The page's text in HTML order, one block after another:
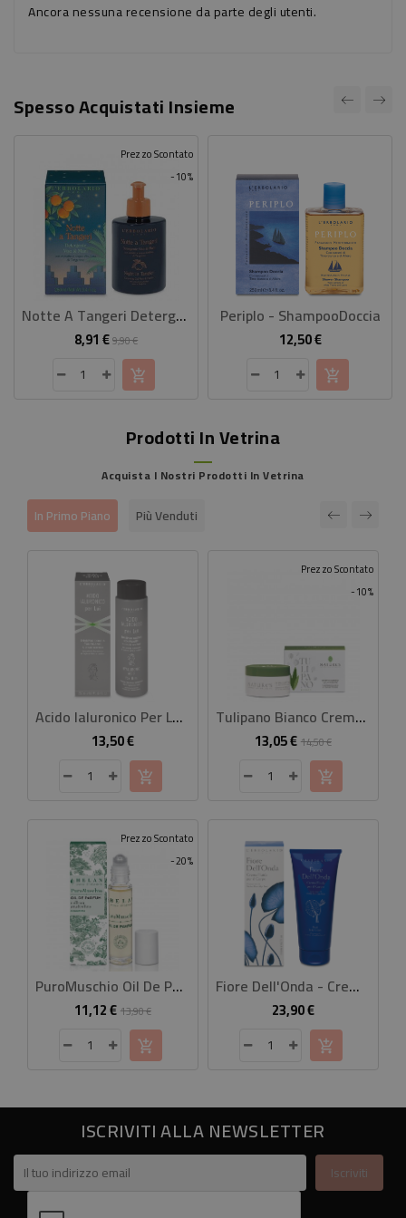
Ancora nessuna recensione da parte degli utenti.
Spesso Acquistati Insieme
-10%
Prezzo Scontato
Notte A Tangeri Detergente Viso E Mani
8,91 €Prezzo
base
9,90 €Prezzo
Periplo - ShampooDoccia
12,50 €Prezzo
Prodotti In Vetrina
Acquista I Nostri Prodotti In Vetrina
In Primo Piano Più Venduti
Acido Ialuronico Per Lui Shampoo Doccia Tonificante
13,50 €Prezzo
-20%
Prezzo Scontato
PuroMuschio Oil De Parfum 10 Ml
11,12 €Prezzo
base
13,90 €Prezzo
-10%
Prezzo Scontato
Tulipano Bianco Crema Corpo Illuminante 100 Ml
13,05 €Prezzo
base
14,50 €Prezzo
Fiore Dell'Onda - Crema Fluida Corpo
23,90 €Prezzo
ISCRIVITI ALLA NEWSLETTER